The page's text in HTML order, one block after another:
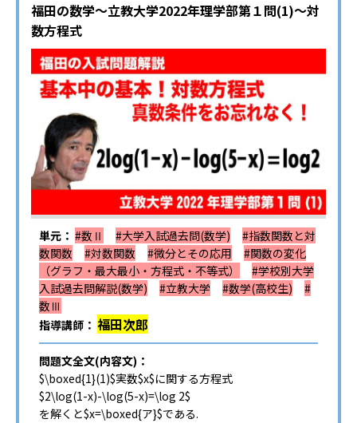
福田の数学〜立教大学2022年理学部第１問(1)〜対
数方程式
単元： #数Ⅱ #大学入試過去問(数学)
#指数関数と対
数関数
#対数関数 #微分とその応用
#関数の変化
（グラフ・最大最小・方程式・不等式）
#学校別大学
入試過去問解説(数学)
#立教大学 #数学(高校生)
#
数Ⅲ
指導講師： 福田次郎
問題文全文(内容文)：
$\boxed{1}(1)$実数$x$に関する方程式
$2\log(1-x)-\log(5-x)=\log 2$
を解くと$x=\boxed{ア}$である.